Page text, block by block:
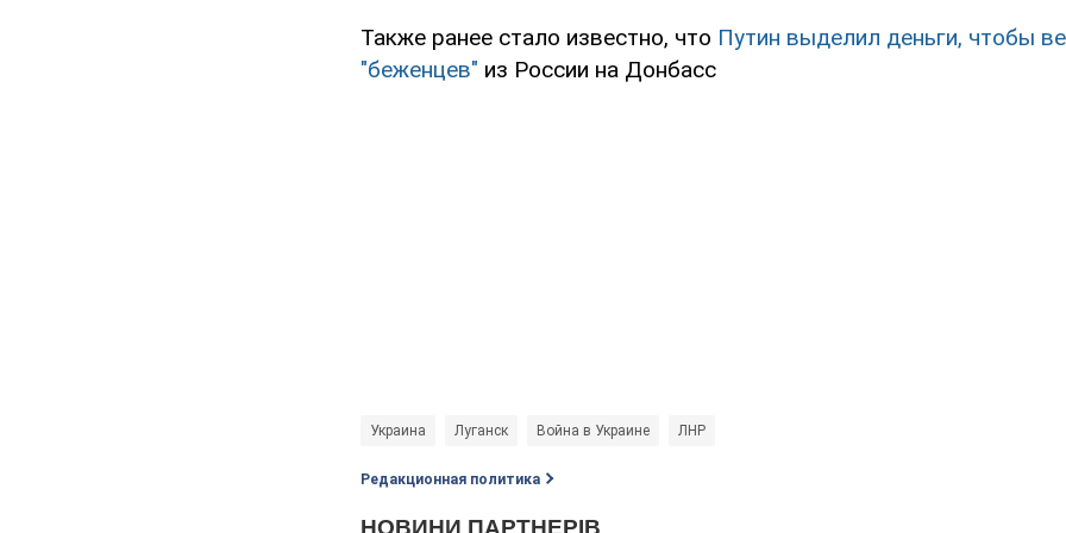
Также ранее стало известно, что Путин выделил деньги, чтобы
"беженцев" из России на Донбасс
Украина Луганск Война в Украине ЛНР
Редакционная политика